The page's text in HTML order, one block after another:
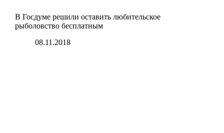
В Госдуме решили оставить любительское
рыболовство бесплатным
08.11.2018